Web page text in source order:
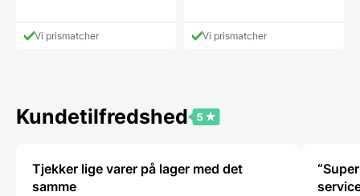
Vi prismatcher Vi prismatcher
Kundetilfredshed
Tjekker lige varer på lager med det
samme